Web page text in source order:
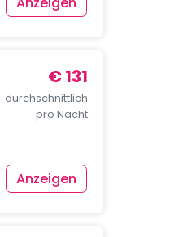
€ 131
durchschnittlich
pro Nacht
Anzeigen